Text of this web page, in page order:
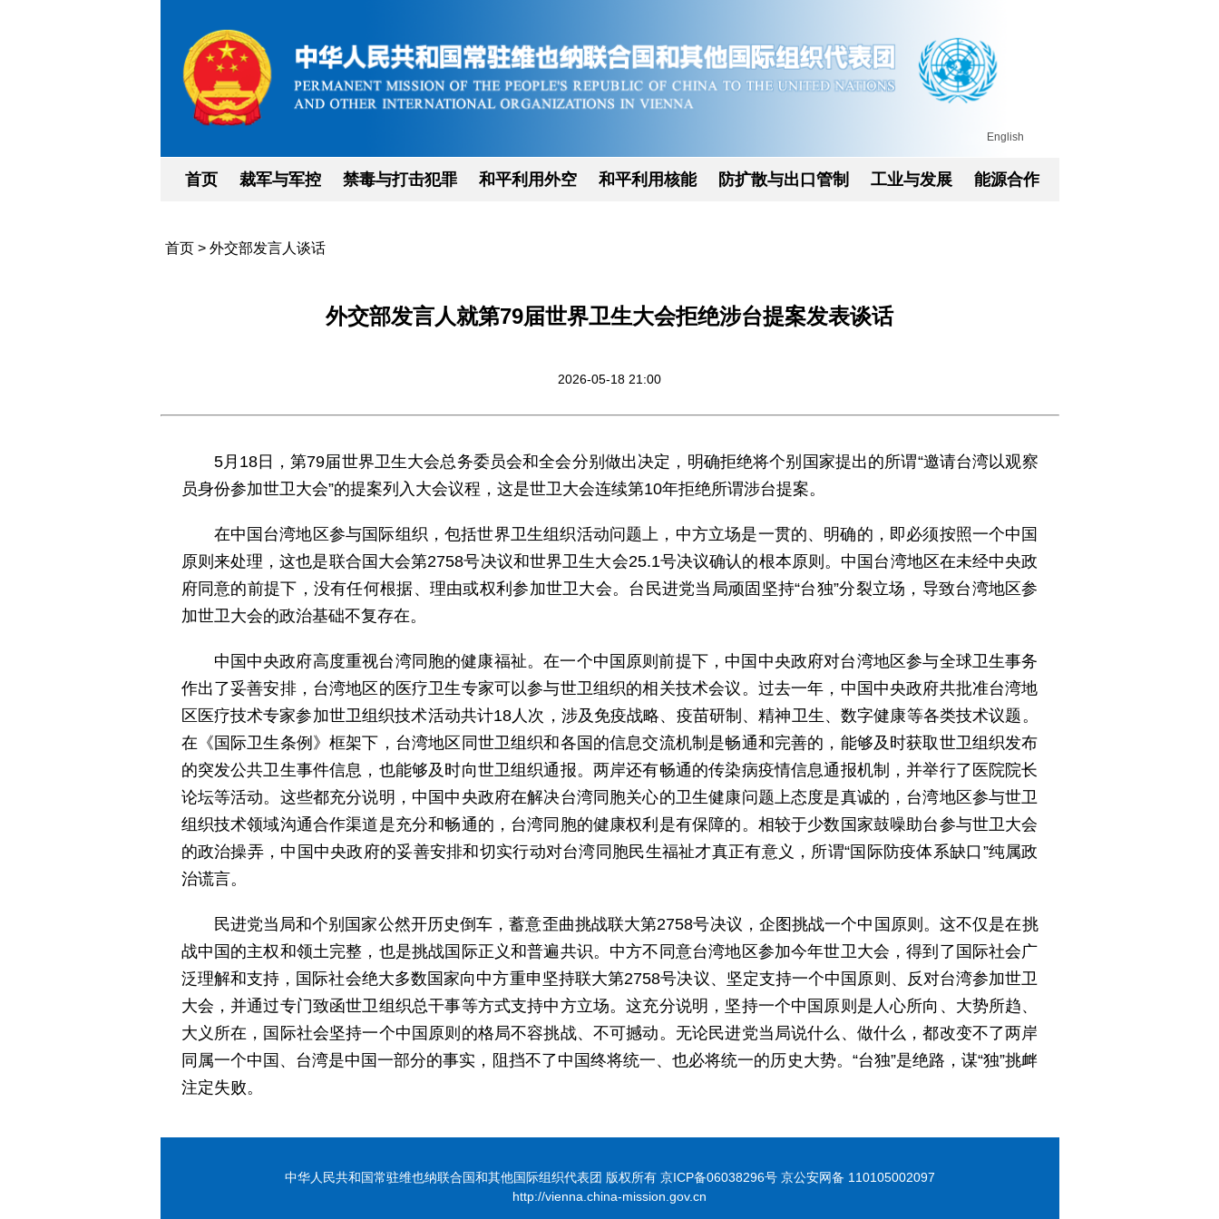
English
首页 裁军与军控 禁毒与打击犯罪 和平利用外空 和平利用核能 防扩散与出口管制 工业与发展 能源合作
首页> 外交部发言人谈话
外交部发言人就第79届世界卫生大会拒绝涉台提案发表谈话
2026-05-18 21:00
5月18日，第79届世界卫生大会总务委员会和全会分别做出决定，明确拒绝将个别国家提出的所谓“邀请台湾以观察
员身份参加世卫大会”的提案列入大会议程，这是世卫大会连续第10年拒绝所谓涉台提案。
在中国台湾地区参与国际组织，包括世界卫生组织活动问题上，中方立场是一贯的、明确的，即必须按照一个中国
原则来处理，这也是联合国大会第2758号决议和世界卫生大会25.1号决议确认的根本原则。中国台湾地区在未经中央政
府同意的前提下，没有任何根据、理由或权利参加世卫大会。台民进党当局顽固坚持“台独”分裂立场，导致台湾地区参
加世卫大会的政治基础不复存在。
中国中央政府高度重视台湾同胞的健康福祉。在一个中国原则前提下，中国中央政府对台湾地区参与全球卫生事务
作出了妥善安排，台湾地区的医疗卫生专家可以参与世卫组织的相关技术会议。过去一年，中国中央政府共批准台湾地
区医疗技术专家参加世卫组织技术活动共计18人次，涉及免疫战略、疫苗研制、精神卫生、数字健康等各类技术议题。
在《国际卫生条例》框架下，台湾地区同世卫组织和各国的信息交流机制是畅通和完善的，能够及时获取世卫组织发布
的突发公共卫生事件信息，也能够及时向世卫组织通报。两岸还有畅通的传染病疫情信息通报机制，并举行了医院院长
论坛等活动。这些都充分说明，中国中央政府在解决台湾同胞关心的卫生健康问题上态度是真诚的，台湾地区参与世卫
组织技术领域沟通合作渠道是充分和畅通的，台湾同胞的健康权利是有保障的。相较于少数国家鼓噪助台参与世卫大会
的政治操弄，中国中央政府的妥善安排和切实行动对台湾同胞民生福祉才真正有意义，所谓“国际防疫体系缺口”纯属政
治谎言。
民进党当局和个别国家公然开历史倒车，蓄意歪曲挑战联大第2758号决议，企图挑战一个中国原则。这不仅是在挑
战中国的主权和领土完整，也是挑战国际正义和普遍共识。中方不同意台湾地区参加今年世卫大会，得到了国际社会广
泛理解和支持，国际社会绝大多数国家向中方重申坚持联大第2758号决议、坚定支持一个中国原则、反对台湾参加世卫
大会，并通过专门致函世卫组织总干事等方式支持中方立场。这充分说明，坚持一个中国原则是人心所向、大势所趋、
大义所在，国际社会坚持一个中国原则的格局不容挑战、不可撼动。无论民进党当局说什么、做什么，都改变不了两岸
同属一个中国、台湾是中国一部分的事实，阻挡不了中国终将统一、也必将统一的历史大势。“台独”是绝路，谋“独”挑衅
注定失败。
中华人民共和国常驻维也纳联合国和其他国际组织代表团 版权所有 京ICP备06038296号 京公安网备 110105002097
http://vienna.china-mission.gov.cn